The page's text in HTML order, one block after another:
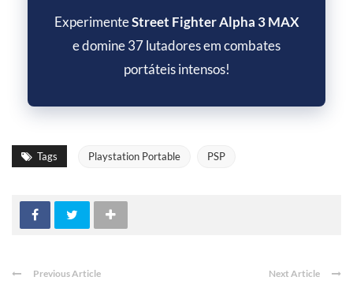
ExperimenteStreet Fighter Alpha 3 MAX
e domine 37 lutadores em combates
portáteis intensos!
Tags Playstation Portable PSP
Previous Article Next Article